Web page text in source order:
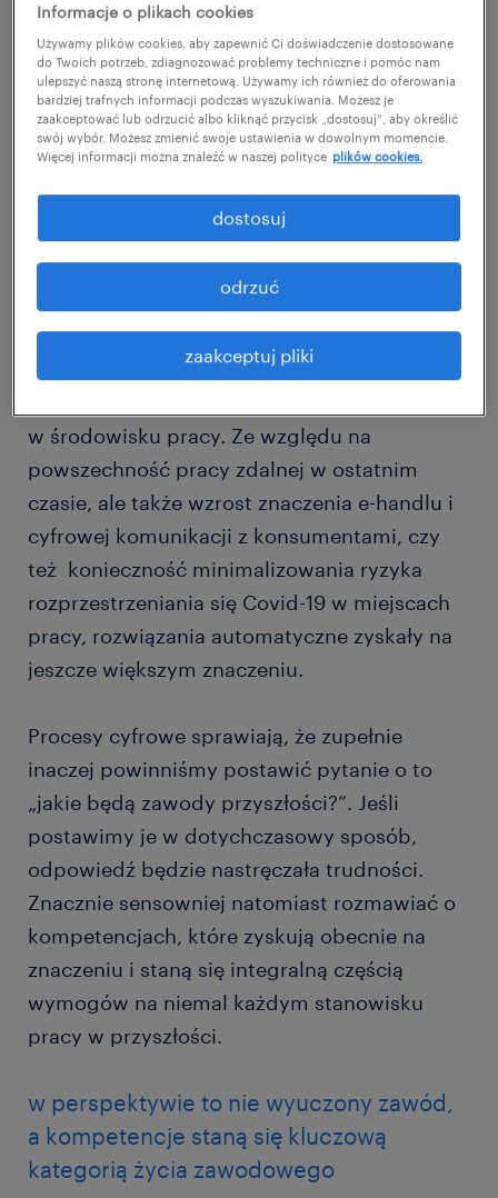
Wraz z autorami dorocznego raportu
Randstad Flexibility@Work warto przyjrzeć
się nie tylko wpływowi na rynek pracy w
krótkiej perspektywie, ale także
długofalowym procesom, które za sprawą
pandemii przyspieszyły. Na pierwszy plan
wysuwają się przede wszystkim cyfryzacja
, które w wielu sektorach już
w środowisku pracy. Ze względu na
powszechność pracy zdalnej w ostatnim
czasie, ale także wzrost znaczenia e-handlu i
cyfrowej komunikacji z konsumentami, czy
też konieczność minimalizowania ryzyka
rozprzestrzeniania się Covid-19 w miejscach
pracy, rozwiązania automatyczne zyskały na
jeszcze większym znaczeniu.
Procesy cyfrowe sprawiają, że zupełnie
inaczej powinniśmy postawić pytanie o to
„jakie będą zawody przyszłości?”. Jeśli
postawimy je w dotychczasowy sposób,
odpowiedź będzie nastręczała trudności.
Znacznie sensowniej natomiast rozmawiać o
kompetencjach, które zyskują obecnie na
znaczeniu i staną się integralną częścią
wymogów na niemal każdym stanowisku
pracy w przyszłości.
w perspektywie to nie wyuczony zawód,
a kompetencje staną się kluczową
kategorią życia zawodowego
Informacje o plikach cookies
Używamy plików cookies, aby zapewnić Ci doświadczenie dostosowane
do Twoich potrzeb, zdiagnozować problemy techniczne i pomóc nam
ulepszyć naszą stronę internetową. Używamy ich również do oferowania
bardziej trafnych informacji podczas wyszukiwania. Możesz je
zaakceptować lub odrzucić albo kliknąć przycisk „dostosuj”, aby określić
swój wybór. Możesz zmienić swoje ustawienia w dowolnym momencie.
Więcej informacji można znaleźć w naszej polityce plików cookies.
zaakceptuj pliki
odrzuć
dostosuj